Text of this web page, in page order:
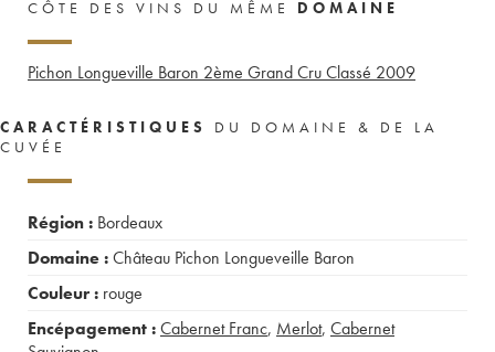
CÔTE DES VINS DU MÊME DOMAINE
Pichon Longueville Baron 2ème Grand Cru Classé 2009
CARACTÉRISTIQUES
DU DOMAINE & DE LA
CUVÉE
Région : Bordeaux
Domaine :Château Pichon Longueveille Baron
Couleur : rouge
Encépagement :Cabernet Franc, Merlot, Cabernet